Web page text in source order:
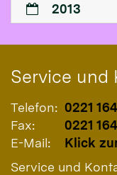
2013
Service und
Telefon: 0221
Fax:
0221
E-Mail:
Klick
Service und